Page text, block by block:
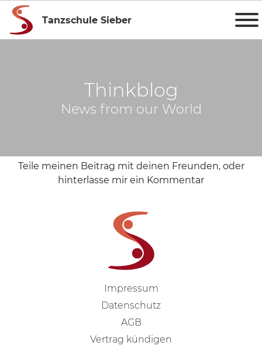
Tanzschule Sieber
Thinkblog
News from our World
Teile meinen Beitrag mit deinen Freunden, oder
hinterlasse mir ein Kommentar
Impressum
Datenschutz
AGB
Vertrag kündigen